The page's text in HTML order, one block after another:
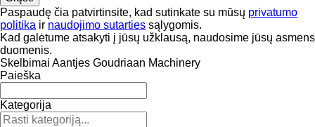
Paspaudę čia patvirtinsite, kad sutinkate su mūsų privatumo
politika ir naudojimo sutarties sąlygomis.
Kad galėtume atsakyti į jūsų užklausą, naudosime jūsų asmens
duomenis.
Skelbimai Aantjes Goudriaan Machinery
Paieška
Kategorija